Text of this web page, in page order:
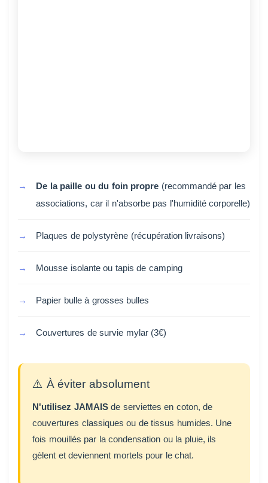
De la paille ou du foin propre (recommandé par les
associations, car il n'absorbe pas l'humidité corporelle)
Plaques de polystyrène (récupération livraisons)
Mousse isolante ou tapis de camping
Papier bulle à grosses bulles
Couvertures de survie mylar (3€)
⚠️ À éviter absolument
N'utilisez JAMAISde serviettes en coton, de
couvertures classiques ou de tissus humides. Une
fois mouillés par la condensation ou la pluie, ils
gèlent et deviennent mortels pour le chat.